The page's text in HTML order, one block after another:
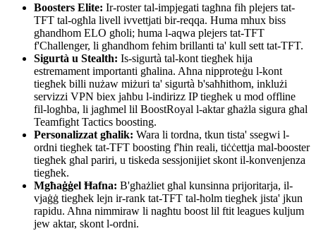
Boosters Elite: Ir-roster tal-impjegati tagħna fih plejers tat-
TFT tal-ogħla livell ivvettjati bir-reqqa. Huma mhux biss
għandhom ELO għoli; huma l-aqwa plejers tat-TFT
f'Challenger, li għandhom fehim brillanti ta' kull sett tat-TFT.
Sigurtà u Stealth: Is-sigurtà tal-kont tiegħek hija
estremament importanti għalina. Aħna nipproteġu l-kont
tiegħek billi nużaw miżuri ta' sigurtà b'saħħithom, inklużi
servizzi VPN biex jaħbu l-indirizz IP tiegħek u mod offline
fil-logħba, li jagħmel lil BoostRoyal l-aktar għażla sigura għal
Teamfight Tactics boosting.
Personalizzat għalik: Wara li tordna, tkun tista' ssegwi l-
ordni tiegħek tat-TFT boosting f'ħin reali, tiċċettja mal-booster
tiegħek għal pariri, u tiskeda sessjonijiet skont il-konvenjenza
tiegħek.
Mgħaġġel Ħafna: B'għażliet għal kunsinna prijoritarja, il-
vjaġġ tiegħek lejn ir-rank tat-TFT tal-ħolm tiegħek jista' jkun
rapidu. Aħna nimmiraw li nagħtu boost lil ftit leagues kuljum
jew aktar, skont l-ordni.